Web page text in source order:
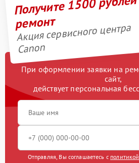
ремонт
Акция сервисного центра
Canon
При оформлении заявки на
сайт,
действует персональная
Отправляя, Вы соглашаетесь с